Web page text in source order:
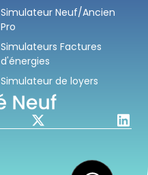
Simulateur Neuf/Ancien
Pro
Simulateurs Factures
d'énergies
Simulateur de loyers